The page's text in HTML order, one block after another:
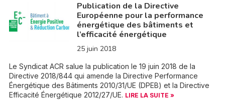
Publication de la Directive
Européenne pour la performance
énergétique des bâtiments et
l’efficacité énergétique
25 juin 2018
Le Syndicat ACR salue la publication le 19 juin 2018 de la
Directive 2018/844 qui amende la Directive Performance
Énergétique des Bâtiments 2010/31/UE (DPEB) et la Directive
Efficacité Énergétique 2012/27/UE. LIRE LA SUITE »